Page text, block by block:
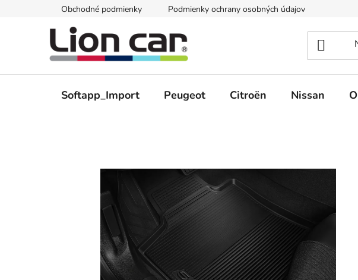
Obchodné podmienky Podmienky ochrany osobných údajov
Softapp_Import Peugeot Citroën Nissan